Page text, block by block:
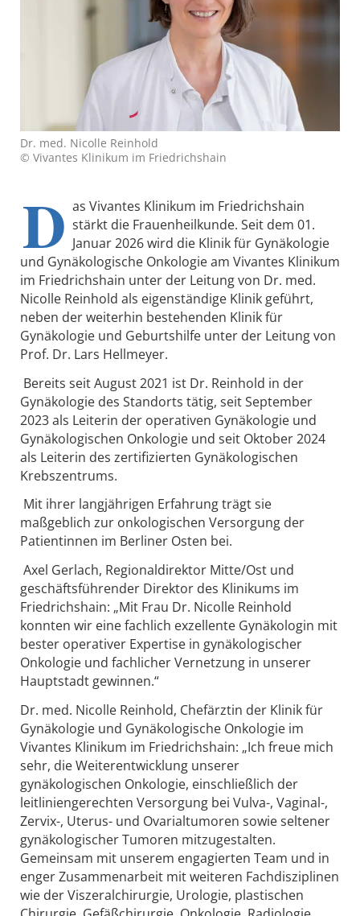
Dr. med. Nicolle Reinhold
© Vivantes Klinikum im Friedrichshain
D as Vivantes Klinikum im Friedrichshain
stärkt die Frauenheilkunde. Seit dem 01.
Januar 2026 wird die Klinik für Gynäkologie
und Gynäkologische Onkologie am Vivantes Klinikum
im Friedrichshain unter der Leitung von Dr. med.
Nicolle Reinhold als eigenständige Klinik geführt,
neben der weiterhin bestehenden Klinik für
Gynäkologie und Geburtshilfe unter der Leitung von
Prof. Dr. Lars Hellmeyer.
Bereits seit August 2021 ist Dr. Reinhold in der
Gynäkologie des Standorts tätig, seit September
2023 als Leiterin der operativen Gynäkologie und
Gynäkologischen Onkologie und seit Oktober 2024
als Leiterin des zertifizierten Gynäkologischen
Krebszentrums.
Mit ihrer langjährigen Erfahrung trägt sie
maßgeblich zur onkologischen Versorgung der
Patientinnen im Berliner Osten bei.
Axel Gerlach, Regionaldirektor Mitte/Ost und
geschäftsführender Direktor des Klinikums im
Friedrichshain: „Mit Frau Dr. Nicolle Reinhold
konnten wir eine fachlich exzellente Gynäkologin mit
bester operativer Expertise in gynäkologischer
Onkologie und fachlicher Vernetzung in unserer
Hauptstadt gewinnen.“
Dr. med. Nicolle Reinhold, Chefärztin der Klinik für
Gynäkologie und Gynäkologische Onkologie im
Vivantes Klinikum im Friedrichshain: „Ich freue mich
sehr, die Weiterentwicklung unserer
gynäkologischen Onkologie, einschließlich der
leitliniengerechten Versorgung bei Vulva-, Vaginal-,
Zervix-, Uterus- und Ovarialtumoren sowie seltener
gynäkologischer Tumoren mitzugestalten.
Gemeinsam mit unserem engagierten Team und in
enger Zusammenarbeit mit weiteren Fachdisziplinen
wie der Viszeralchirurgie, Urologie, plastischen